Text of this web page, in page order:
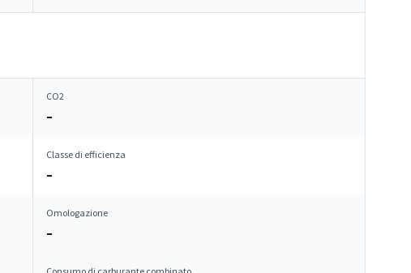
CO2
–
Classe di efficienza
–
Omologazione
–